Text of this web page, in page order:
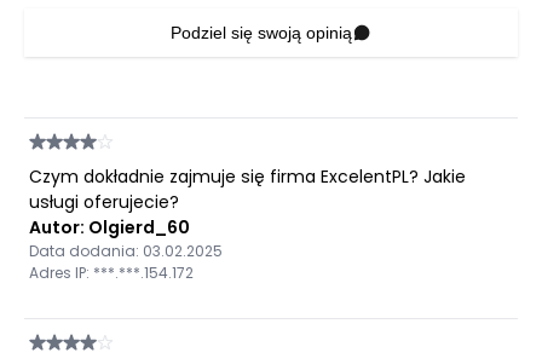
Podziel się swoją opinią
Czym dokładnie zajmuje się firma ExcelentPL? Jakie
usługi oferujecie?
Autor: Olgierd_60
Data dodania: 03.02.2025
Adres IP: ***.***.154.172